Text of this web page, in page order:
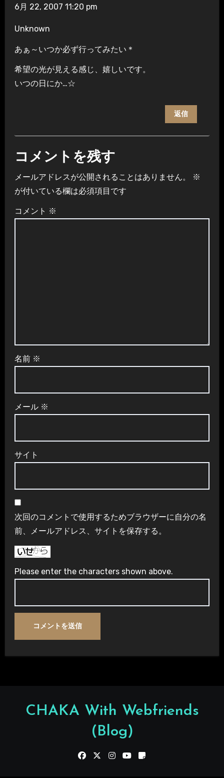
6月 22, 2007 11:20 pm
Unknown
あぁ～いつか必ず行ってみたい＊
希望の光が見える感じ、嬉しいです。
いつの日にか…☆
返信
コメントを残す
メールアドレスが公開されることはありません。
※
が付いている欄は必須項目です
コメント ※
名前 ※
メール ※
サイト
次回のコメントで使用するためブラウザーに自分の名
前、メールアドレス、サイトを保存する。
Please enter the characters shown above.
CHAKA With Webfriends
(Blog)